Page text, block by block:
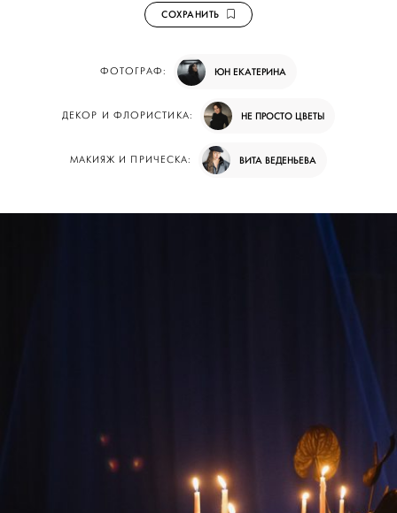
СОХРАНИТЬ
ФОТОГРАФ: ЮН ЕКАТЕРИНА
ДЕКОР И ФЛОРИСТИКА: НЕ ПРОСТО ЦВЕТЫ
МАКИЯЖ И ПРИЧЕСКА: ВИТА ВЕДЕНЬЕВА